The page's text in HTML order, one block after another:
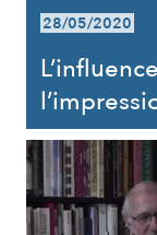
28/05/2020